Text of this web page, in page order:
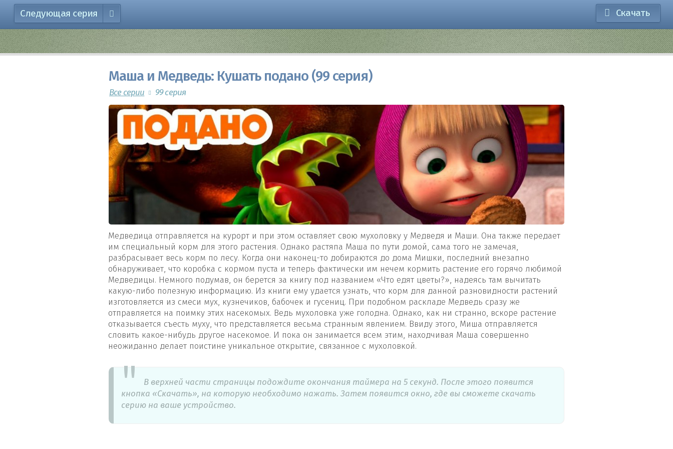
Следующая серия Скачать
Маша и Медведь: Кушать подано (99 серия)
Все серии 99 серия
Медведица отправляется на курорт и при этом оставляет свою мухоловку у Медведя и Маши. Она также передает
им специальный корм для этого растения. Однако растяпа Маша по пути домой, сама того не замечая,
разбрасывает весь корм по лесу. Когда они наконец-то добираются до дома Мишки, последний внезапно
обнаруживает, что коробка с кормом пуста и теперь фактически им нечем кормить растение его горячо любимой
Медведицы. Немного подумав, он берется за книгу под названием «Что едят цветы?», надеясь там вычитать
какую-либо полезную информацию. Из книги ему удается узнать, что корм для данной разновидности растений
изготовляется из смеси мух, кузнечиков, бабочек и гусениц. При подобном раскладе Медведь сразу же
отправляется на поимку этих насекомых. Ведь мухоловка уже голодна. Однако, как ни странно, вскоре растение
отказывается съесть муху, что представляется весьма странным явлением. Ввиду этого, Миша отправляется
словить какое-нибудь другое насекомое. И пока он занимается всем этим, находчивая Маша совершенно
неожиданно делает поистине уникальное открытие, связанное с мухоловкой.
В верхней части страницы подождите окончания таймера на 5 секунд. После этого появится
кнопка «Скачать», на которую необходимо нажать. Затем появится окно, где вы сможете скачать
серию на ваше устройство.